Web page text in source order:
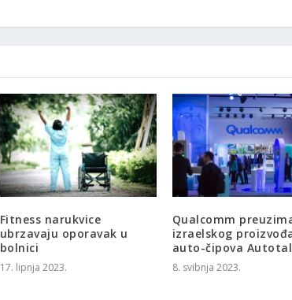
Fitness narukvice
ubrzavaju oporavak u
bolnici
17. lipnja 2023.
Qualcomm
izraelskog
auto-čipova
8. svibnja 2023.